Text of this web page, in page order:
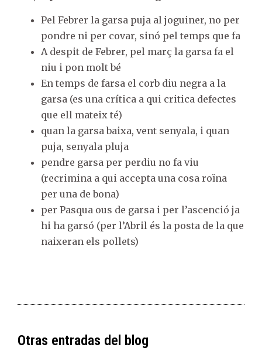
Pel Febrer la garsa puja al joguiner, no per
pondre ni per covar, sinó pel temps que fa
A despit de Febrer, pel març la garsa fa el
niu i pon molt bé
En temps de farsa el corb diu negra a la
garsa (es una crítica a qui critica defectes
que ell mateix té)
quan la garsa baixa, vent senyala, i quan
puja, senyala pluja
pendre garsa per perdiu no fa viu
(recrimina a qui accepta una cosa roïna
per una de bona)
per Pasqua ous de garsa i per l’ascenció ja
hi ha garsó (per l’Abril és la posta de la que
naixeran els pollets)
Otras entradas del blog